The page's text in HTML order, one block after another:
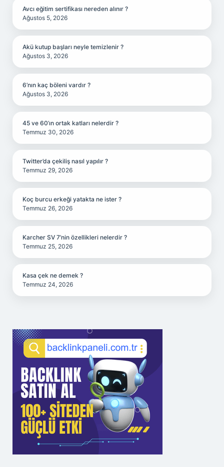
Avcı eğitim sertifikası nereden alınır ?
Ağustos 5, 2026
Akü kutup başları neyle temizlenir ?
Ağustos 3, 2026
6’nın kaç böleni vardır ?
Ağustos 3, 2026
45 ve 60’ın ortak katları nelerdir ?
Temmuz 30, 2026
Twitter’da çekiliş nasıl yapılır ?
Temmuz 29, 2026
Koç burcu erkeği yatakta ne ister ?
Temmuz 26, 2026
Karcher SV 7’nin özellikleri nelerdir ?
Temmuz 25, 2026
Kasa çek ne demek ?
Temmuz 24, 2026